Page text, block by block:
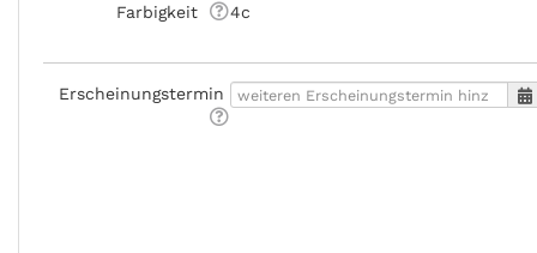
Farbigkeit 4c
Erscheinungstermin